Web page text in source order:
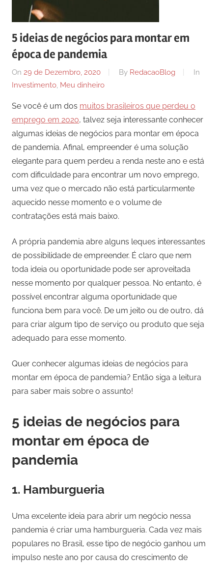
5 ideias de negócios para montar em
época de pandemia
On 29 de Dezembro, 2020 By RedacaoBlog
In
Investimento, Meu dinheiro
Se você é um dos muitos brasileiros que perdeu o
emprego em 2020, talvez seja interessante conhecer
algumas ideias de negócios para montar em época
de pandemia. Afinal, empreender é uma solução
elegante para quem perdeu a renda neste ano e está
com dificuldade para encontrar um novo emprego,
uma vez que o mercado não está particularmente
aquecido nesse momento e o volume de
contratações está mais baixo.
A própria pandemia abre alguns leques interessantes
de possibilidade de empreender. É claro que nem
toda ideia ou oportunidade pode ser aproveitada
nesse momento por qualquer pessoa. No entanto, é
possível encontrar alguma oportunidade que
funciona bem para você. De um jeito ou de outro, dá
para criar algum tipo de serviço ou produto que seja
adequado para esse momento.
Quer conhecer algumas ideias de negócios para
montar em época de pandemia? Então siga a leitura
para saber mais sobre o assunto!
5 ideias de negócios para
montar em época de
pandemia
1. Hamburgueria
Uma excelente ideia para abrir um negócio nessa
pandemia é criar uma hamburgueria. Cada vez mais
populares no Brasil, esse tipo de negócio ganhou um
impulso neste ano por causa do crescimento de